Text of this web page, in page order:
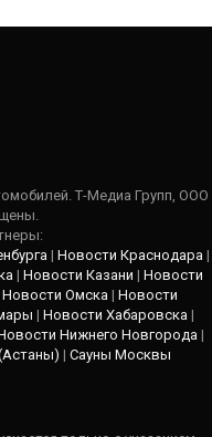
Т-Медиа Групп, ООО
| Новости Краснодара |
| Новости Казани | Новости
Новости Омска | Новости
| Новости Хабаровска |
Нижнего Новгорода |
| Сауны Москвы